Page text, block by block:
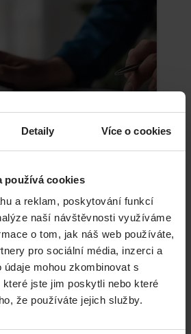
Detaily Více o cookies
používá cookies
a reklam, poskytování funkcí
naší návštěvnosti využíváme
o tom, jak náš web používáte,
pro sociální média, inzerci a
mohou zkombinovat s
jste jim poskytli nebo které
že používáte jejich služby.